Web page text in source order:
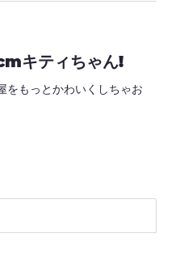
キティちゃん!
をもっとかわいくしちゃお